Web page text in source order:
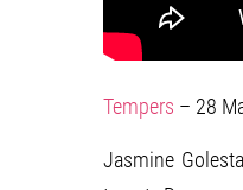
Tempers – 28
Jasmine